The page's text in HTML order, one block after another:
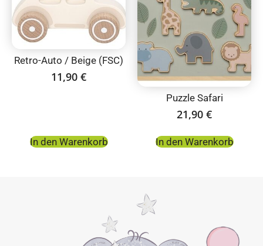
Retro-Auto / Beige (FSC)
11,90 €
In den Warenkorb
Puzzle Safari
21,90 €
In den Warenkorb